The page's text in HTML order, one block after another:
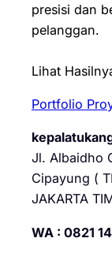
presisi dan
pelanggan.
Lihat
Portfolio
Jl. Albaidho
Cipayung (
JAKARTA
WA : 0821